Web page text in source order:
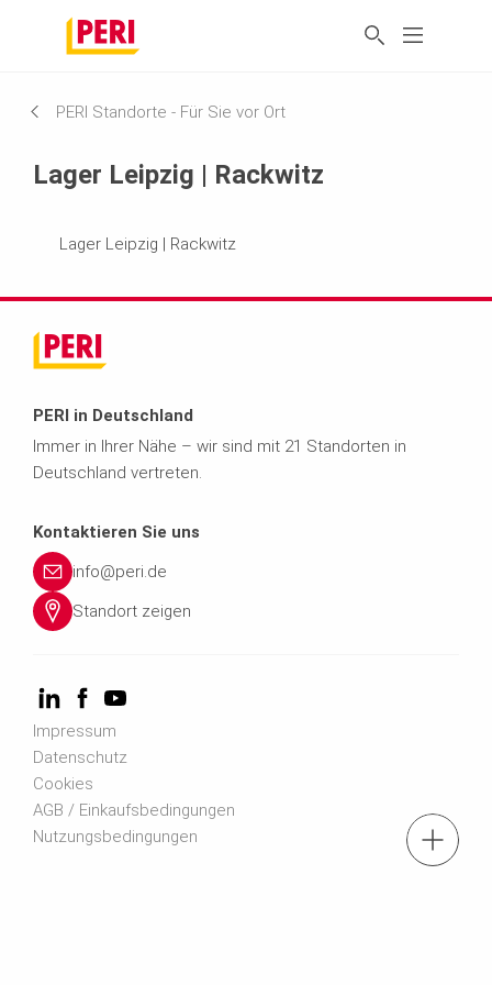
PERI Standorte - Für Sie vor Ort
Lager Leipzig | Rackwitz
Lager Leipzig | Rackwitz
PERI in Deutschland
Immer in Ihrer Nähe – wir sind mit 21 Standorten in
Deutschland vertreten.
Kontaktieren Sie uns
info@peri.de
Standort zeigen
Impressum
Datenschutz
Cookies
AGB / Einkaufsbedingungen
Nutzungsbedingungen